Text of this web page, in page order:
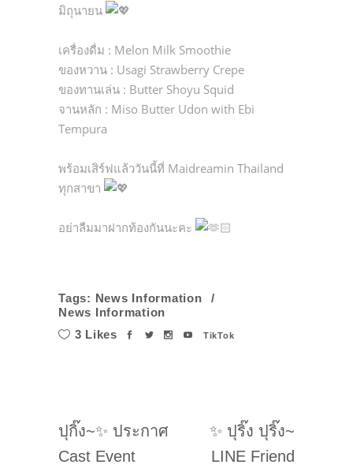
มิถุนายน
เครื่องดื่ม : Melon Milk Smoothie
ของหวาน : Usagi Strawberry Crepe
ของทานเล่น : Butter Shoyu Squid
จานหลัก : Miso Butter Udon with Ebi
Tempura
พร้อมเสิร์ฟแล้ววันนี้ที่ Maidreamin Thailand
ทุกสาขา
อย่าลืมมาฝากท้องกันนะคะ
Tags: News Information
News Information
3 Likes
TikTok
ปุกิ๊ง~✨ ประกาศ
Cast Event
✨ ปุริ๊ง ปุริ๊ง~
LINE Friend